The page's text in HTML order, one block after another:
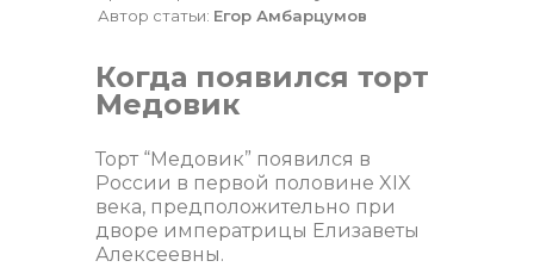
Автор статьи: Егор Амбарцумов
Когда появился торт
Медовик
Торт “Медовик” появился в
России в первой половине XIX
века, предположительно при
дворе императрицы Елизаветы
Алексеевны.